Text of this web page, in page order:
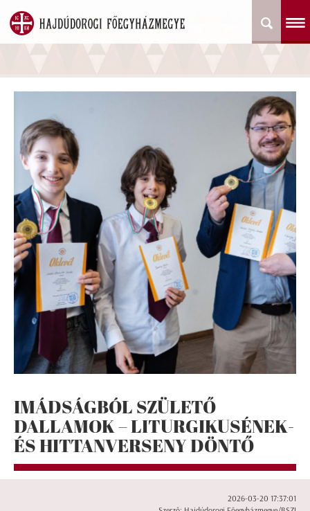
IMÁDSÁGBÓL SZÜLETŐ
DALLAMOK – LITURGIKUSÉNEK-
ÉS HITTANVERSENY DÖNTŐ
2026-03-20 17:37:01